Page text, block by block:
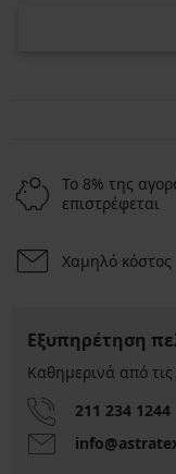
Το 8% της
επιστρέφεται
Χαμηλό κόστος
Εξυπηρέτηση
Καθημερινά από
211 234 1244